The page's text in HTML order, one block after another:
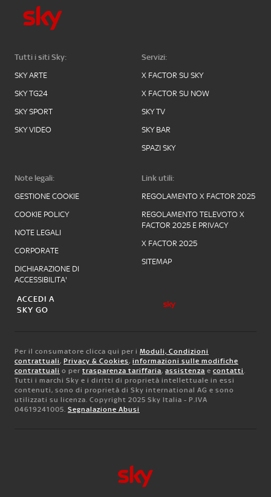
Tutti i siti Sky:
SKY ARTE
SKY TG24
SKY SPORT
SKY VIDEO
Servizi:
X FACTOR SU SKY
X FACTOR SU NOW
SKY TV
SKY BAR
SPAZI SKY
Note legali:
GESTIONE COOKIE
COOKIE POLICY
NOTE LEGALI
CORPORATE
DICHIARAZIONE DI
ACCESSIBILITA'
Link utili:
REGOLAMENTO X FACTOR 2025
REGOLAMENTO TELEVOTO X
FACTOR 2025 E PRIVACY
X FACTOR 2025
SITEMAP
ACCEDI A
SKY GO
Per il consumatore clicca qui per i Moduli, Condizioni
contrattuali, Privacy & Cookies, informazioni sulle modifiche
contrattuali o per trasparenza tariffaria, assistenza e contatti.
Tutti i marchi Sky e i diritti di proprietà intellettuale in essi
contenuti, sono di proprietà di Sky international AG e sono
utilizzati su licenza. Copyright 2025 Sky Italia - P.IVA
04619241005. Segnalazione Abusi